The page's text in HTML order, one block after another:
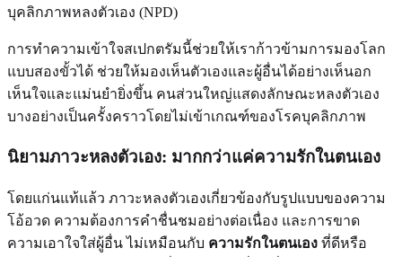
บุคลิกภาพหลงตัวเอง (NPD)
การทำความเข้าใจสเปกตรัมนี้ช่วยให้เราก้าวข้ามการมองโลก
แบบสองขั้วได้ ช่วยให้มองเห็นตัวเองและผู้อื่นได้อย่างเห็นอก
เห็นใจและแม่นยำยิ่งขึ้น คนส่วนใหญ่แสดงลักษณะหลงตัวเอง
บางอย่างเป็นครั้งคราวโดยไม่เข้าเกณฑ์ของโรคบุคลิกภาพ
นิยามภาวะหลงตัวเอง: มากกว่าแค่ความรักในตนเอง
โดยแก่นแท้แล้ว ภาวะหลงตัวเองเกี่ยวข้องกับรูปแบบของความ
โอ้อวด ความต้องการคำชื่นชมอย่างต่อเนื่อง และการขาด
ความเอาใจใส่ผู้อื่น ไม่เหมือนกับ ความรักในตนเอง ที่ดีหรือ